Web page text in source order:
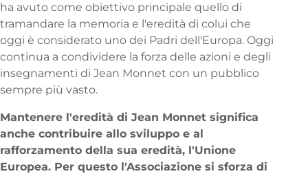
ha avuto come obiettivo principale quello di
tramandare la memoria e l'eredità di colui che
oggi è considerato uno dei Padri dell'Europa. Oggi
continua a condividere la forza delle azioni e degli
insegnamenti di Jean Monnet con un pubblico
sempre più vasto.
Mantenere l'eredità di Jean Monnet significa
anche contribuire allo sviluppo e al
rafforzamento della sua eredità, l'Unione
Europea. Per questo l'Associazione si sforza di